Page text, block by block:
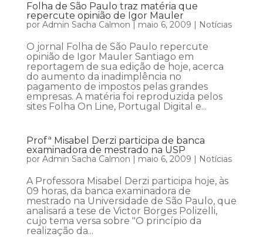
Folha de São Paulo traz matéria que
repercute opinião de Igor Mauler
por Admin Sacha Calmon | maio 6, 2009 | Notícias
O jornal Folha de São Paulo repercute
opinião de Igor Mauler Santiago em
reportagem de sua edição de hoje, acerca
do aumento da inadimplência no
pagamento de impostos pelas grandes
empresas. A matéria foi reproduzida pelos
sites Folha On Line, Portugal Digital e...
Profª Misabel Derzi participa de banca
examinadora de mestrado na USP
por Admin Sacha Calmon | maio 6, 2009 | Notícias
A Professora Misabel Derzi participa hoje, às
09 horas, da banca examinadora de
mestrado na Universidade de São Paulo, que
analisará a tese de Victor Borges Polizelli,
cujo tema versa sobre "O princípio da
realização da...